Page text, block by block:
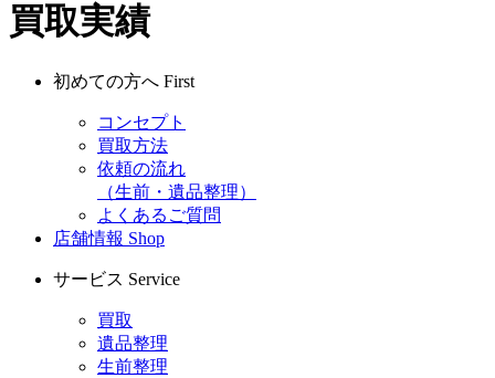
買取実績
初めての方へ First
コンセプト
買取方法
依頼の流れ
（生前・遺品整理）
よくあるご質問
店舗情報 Shop
サービス Service
買取
遺品整理
生前整理